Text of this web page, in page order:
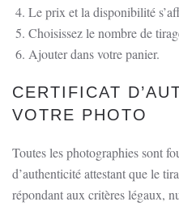
Le prix et la disponibilité
Choisissez le nombre de
Ajouter dans votre panier.
CERTIFICAT
VOTRE PHOTO
Toutes les photographies sont
d’authenticité attestant que le
répondant aux critères légaux,